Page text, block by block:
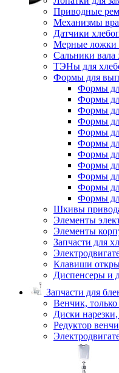
Приводные
Механизмы
Датчики
Мерные ложки
Сальники вала
ТЭНы для
Формы для
Формы
Формы
Формы
Формы
Формы
Формы
Формы
Формы
Формы
Формы
Формы
Шкивы
Элементы
Элементы
Запчасти для
Клавиши
Диспенсеры и
Запчасти для
Венчик, только
Диски
Редуктор